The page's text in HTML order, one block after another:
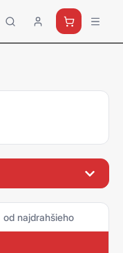
od najdrahšieho